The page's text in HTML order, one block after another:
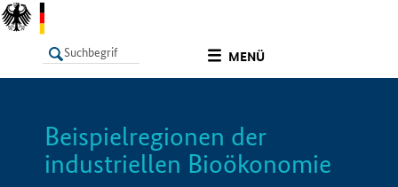
MENÜ
LISTE
Beispielregionen der
industriellen Bioökonomie